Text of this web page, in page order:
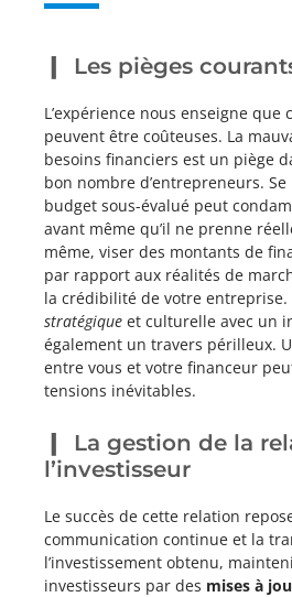
Les pièges
L’expérience nous enseigne que
peuvent être coûteuses. La
besoins financiers est un piège
bon nombre d’entrepreneurs.
budget sous-évalué peut
avant même qu’il ne prenne
même, viser des montants de
par rapport aux réalités de
la crédibilité de votre entreprise.
stratégique et culturelle avec un
également un travers périlleux.
entre vous et votre financeur
tensions inévitables.
La gestion de la
l’investisseur
Le succès de cette relation
communication continue et la
l’investissement obtenu,
investisseurs par des mises à